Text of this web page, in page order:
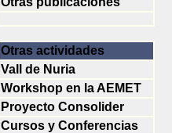
Otras actividades
Vall de Nuria
Workshop en la AEMET
Proyecto Consolider
Cursos y Conferencias